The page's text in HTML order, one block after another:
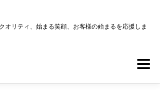
オリティ、始まる笑顔、お客様の始まるを応援しま
メニュー